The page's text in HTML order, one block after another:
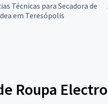
Técnicas para Secadora de
em Teresópolis
Roupa